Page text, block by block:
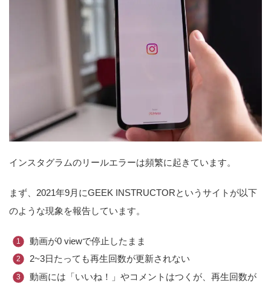
インスタグラムのリールエラーは頻繁に起きています。
まず、2021年9月にGEEK INSTRUCTORというサイトが以下
のような現象を報告しています。
動画が0 viewで停止したまま
2~3日たっても再生回数が更新されない
動画には「いいね！」やコメントはつくが、再生回数が